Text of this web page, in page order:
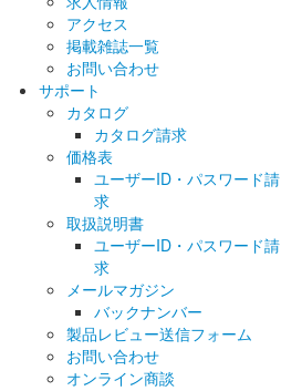
アクセス
掲載雑誌一覧
お問い合わせ
サポート
カタログ
カタログ請求
価格表
ユーザーID・パスワード請
求
取扱説明書
ユーザーID・パスワード請
求
メールマガジン
バックナンバー
製品レビュー送信フォーム
お問い合わせ
オンライン商談